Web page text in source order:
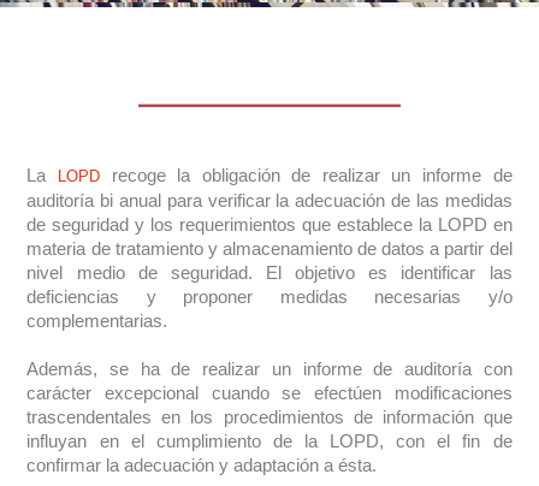
La LOPDrecoge la obligación de realizar un informe de
auditoría bi anual para verificar la adecuación de las medidas
de seguridad y los requerimientos que establece la LOPD en
materia de tratamiento y almacenamiento de datos a partir del
nivel medio de seguridad. El objetivo es identificar las
deficiencias y proponer medidas necesarias y/o
complementarias.
Además, se ha de realizar un informe de auditoría con
carácter excepcional cuando se efectúen modificaciones
trascendentales en los procedimientos de información que
influyan en el cumplimiento de la LOPD, con el fin de
confirmar la adecuación y adaptación a ésta.